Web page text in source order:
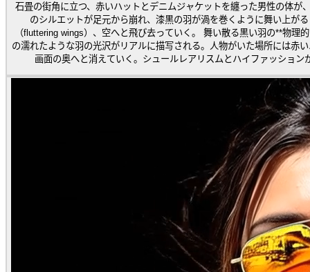
石畳の街角に立つ、赤いハットとデニムジャケットを纏った男性の体が
のシルエットが足元から崩れ、漆黒の羽が渦を巻くように舞い上が
（fluttering wings）、空へと飛び去っていく。 舞い散る黒い羽の**物理
の濡れたような羽の光沢がリアルに描写される。人物がいた場所には赤
画面の奥へと消えていく。シュールレアリスムとハイファッショ